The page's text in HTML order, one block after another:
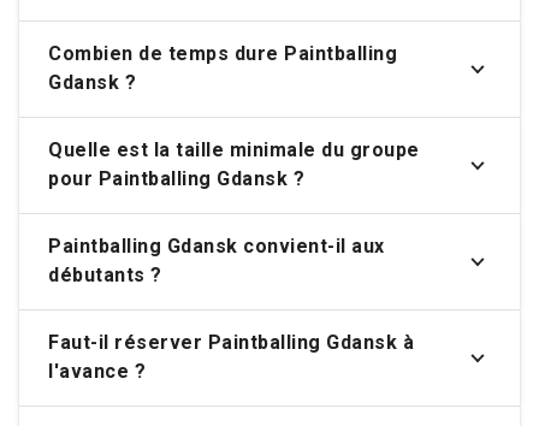
Combien de temps dure Paintballing
Gdansk ?
Quelle est la taille minimale du groupe
pour Paintballing Gdansk ?
Paintballing Gdansk convient-il aux
débutants ?
Faut-il réserver Paintballing Gdansk à
l'avance ?